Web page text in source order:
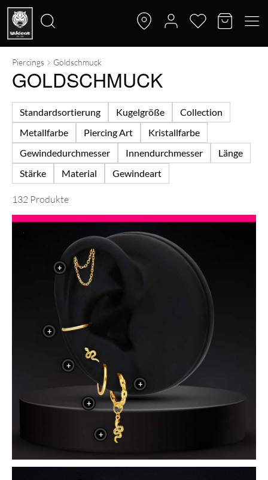
Suche
nach:
Piercings Goldschmuck
GOLDSCHMUCK
Standardsortierung Kugelgröße
Collection
Metallfarbe
Piercing Art
Kristallfarbe
Gewindedurchmesser
Innendurchmesser
Länge
Stärke
Material Gewindeart
132 Produkte
+
+
+
+
+
+